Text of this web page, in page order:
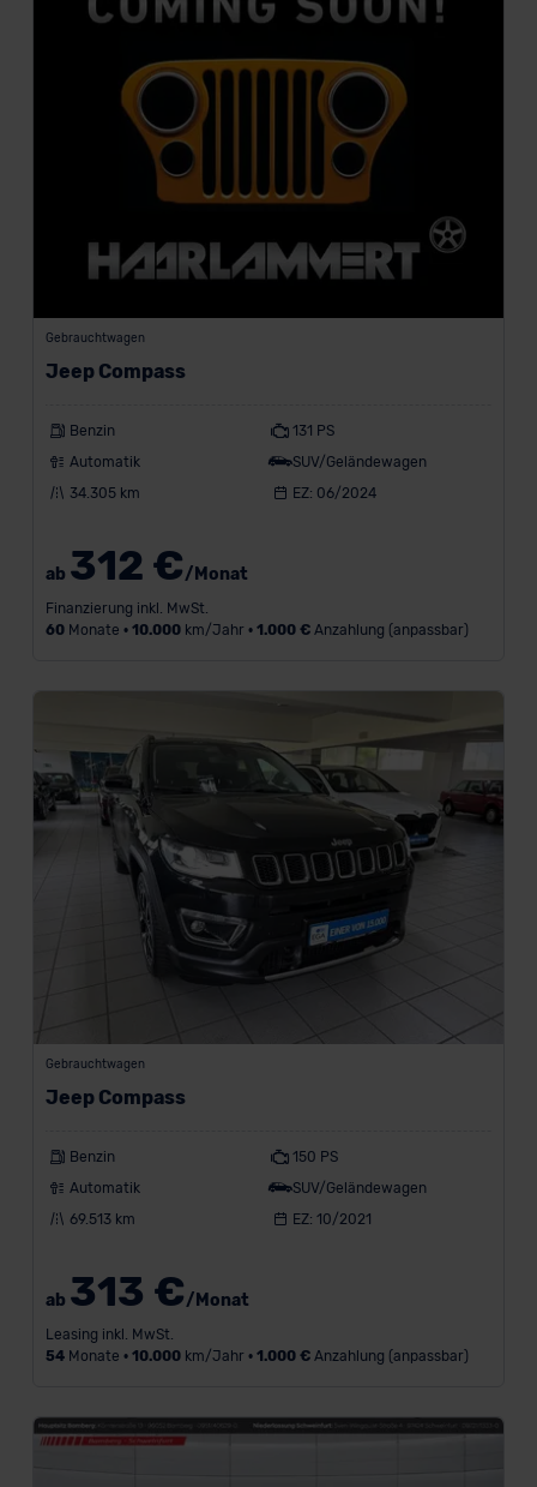
Gebrauchtwagen
Jeep Compass
Benzin
131 PS
Automatik
SUV/Geländewagen
34.305 km
EZ: 06/2024
ab 312 €/Monat
Finanzierung inkl. MwSt.
60Monate • 10.000km/Jahr • 1.000 €Anzahlung (anpassbar)
Gebrauchtwagen
Jeep Compass
Benzin
150 PS
Automatik
SUV/Geländewagen
69.513 km
EZ: 10/2021
ab 313 €/Monat
Leasing inkl. MwSt.
54Monate • 10.000km/Jahr • 1.000 €Anzahlung (anpassbar)